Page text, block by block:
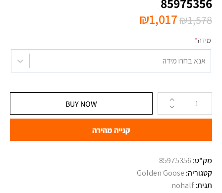
₪1,578
₪1,017
מידה*
אנא בחרו מידה
BUY NOW
קנייה מהירה
מק"ט: 85975356
קטגוריה: Golden Goose
תגית:nohalf